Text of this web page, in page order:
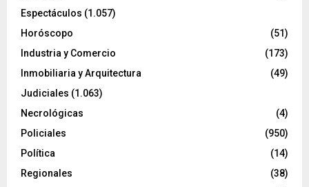
Espectáculos (1.057)
Horóscopo
(51)
Industria y Comercio
(173)
Inmobiliaria y Arquitectura
(49)
Judiciales (1.063)
Necrológicas
(4)
Policiales
(950)
Política
(14)
Regionales
(38)